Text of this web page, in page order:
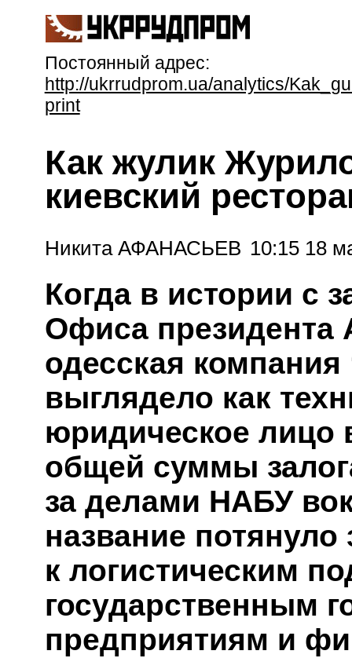
Постоянный адрес:
http://ukrrudprom.ua/analytics/
print
Как жулик
киевский
Никита АФАНАСЬЕВ 10:15 18
Когда в истории с
Офиса президента
одесская
выглядело как
юридическое лицо
общей суммы
за делами НАБУ
название
к логистическим
государственным
предприятиям и